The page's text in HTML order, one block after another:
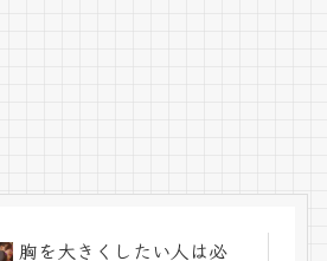
胸を大きくしたい人は必